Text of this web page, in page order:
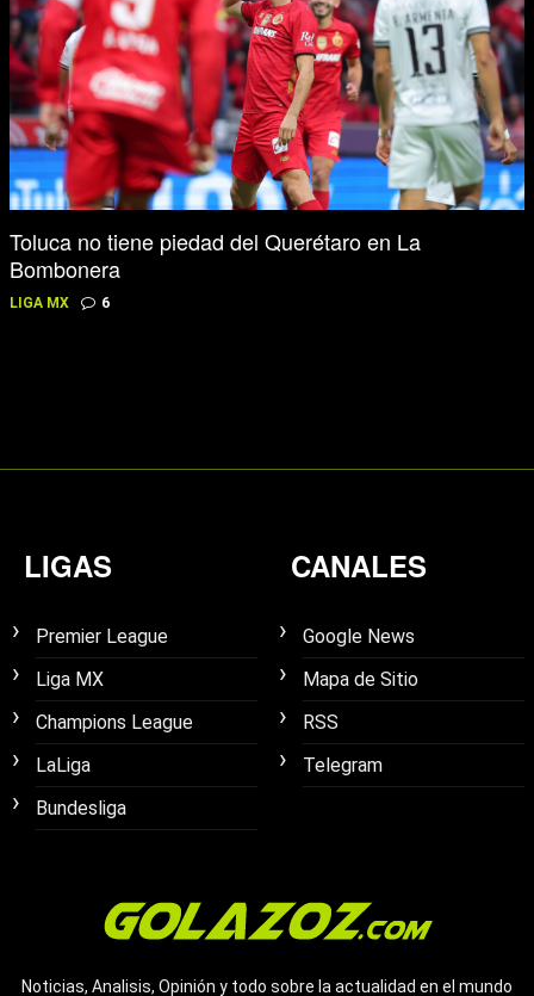
Toluca no tiene piedad del Querétaro en La
Bombonera
LIGA MX 6
LIGAS
Premier League
Liga MX
Champions League
LaLiga
Bundesliga
CANALES
Google News
Mapa de Sitio
RSS
Telegram
Noticias, Analisis, Opinión y todo sobre la actualidad en el mundo